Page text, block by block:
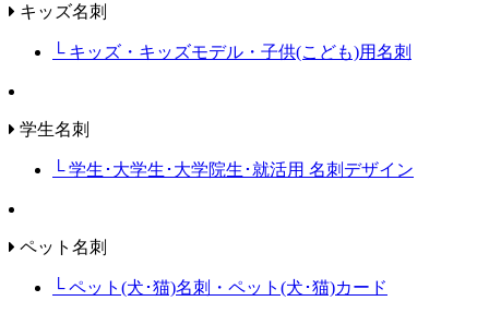
キッズ名刺
└ キッズ・キッズモデル・子供(こども)用名刺
学生名刺
└ 学生･大学生･大学院生･就活用 名刺デザイン
ペット名刺
└ ペット(犬･猫)名刺・ペット(犬･猫)カード